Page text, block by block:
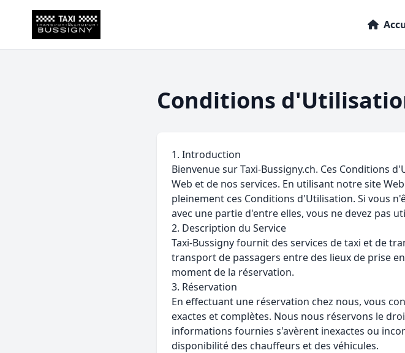
Conditions
1. Introduction
Bienvenue sur Taxi-Bussigny.ch. Ces Conditions
Web et de nos services. En utilisant notre site
pleinement ces Conditions d'Utilisation. Si vous
avec une partie d'entre elles, vous ne devez pas
2. Description du Service
Taxi-Bussigny fournit des services de taxi et de
transport de passagers entre des lieux de prise
moment de la réservation.
3. Réservation
En effectuant une réservation chez nous, vous
exactes et complètes. Nous nous réservons le
informations fournies s'avèrent inexactes ou
disponibilité des chauffeurs et des véhicules.